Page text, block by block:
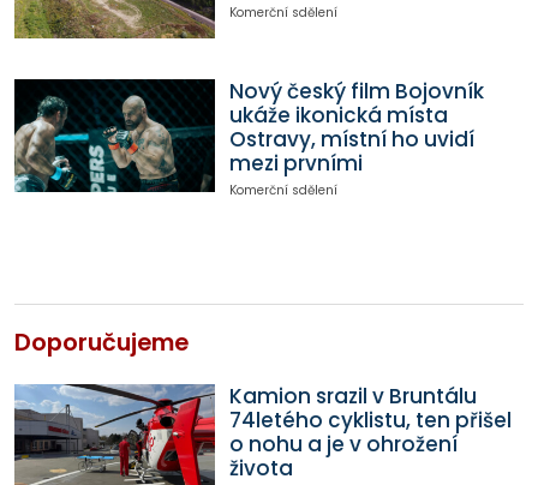
Komerční sdělení
Nový český film Bojovník
ukáže ikonická místa
Ostravy, místní ho uvidí
mezi prvními
Komerční sdělení
Doporučujeme
Kamion srazil v Bruntálu
74letého cyklistu, ten přišel
o nohu a je v ohrožení
života